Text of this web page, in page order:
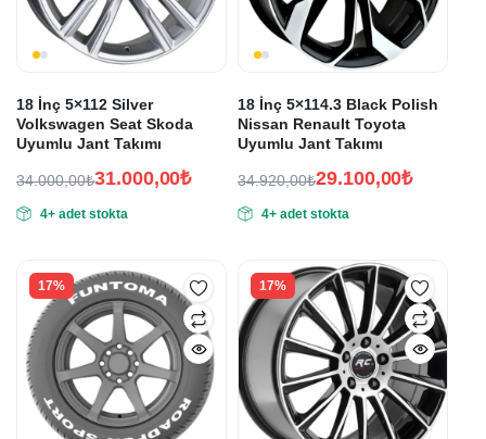
18 İnç 5×112 Silver
Volkswagen Seat Skoda
Uyumlu Jant Takımı
34.000,00₺
fiyat:
31.000,00₺
andaki
31.000,00₺.
4+ adet stokta
18 İnç 5×114.3 Black Polish
Nissan Renault Toyota
Uyumlu Jant Takımı
34.920,00₺
fiyat:
29.100,00₺
andaki
29.100,00₺.
4+ adet stokta
17% 17%